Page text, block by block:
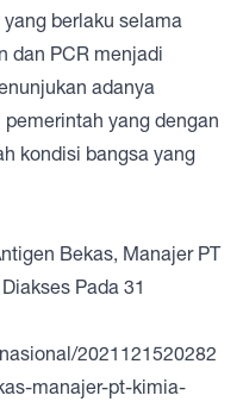
berlaku selama
dan PCR menjadi
adanya
yang dengan
kondisi bangsa yang
Bekas, Manajer PT
Pada 31
2021121520282
manajer-pt-kimia-